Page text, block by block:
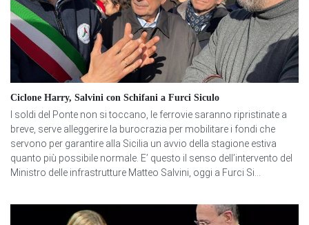
Ciclone Harry, Salvini con Schifani a Furci Siculo
I soldi del Ponte non si toccano, le ferrovie saranno ripristinate a
breve, serve alleggerire la burocrazia per mobilitare i fondi che
servono per garantire alla Sicilia un avvio della stagione estiva
quanto più possibile normale. E’ questo il senso dell’intervento del
Ministro delle infrastrutture Matteo Salvini, oggi a Furci Si...